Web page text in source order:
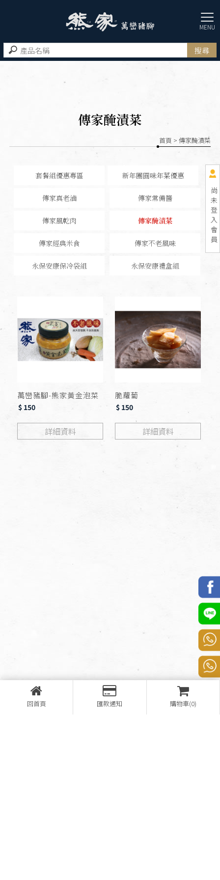
尚
未
登
入
會
員
傳家醃漬菜
首頁 > 傳家醃漬菜
套餐組優惠專區 新年團圓味年菜優惠
傳家真老滷 傳家常備醬
傳家風乾肉 傳家醃漬菜
傳家經典米食 傳家不老風味
永保安康保冷袋組 永保安康禮盒組
萬巒豬腳-熊家黃金泡菜
$ 150
詳細資料
脆蘿蔔
$ 150
詳細資料
回首頁 匯款通知 購物車(0)